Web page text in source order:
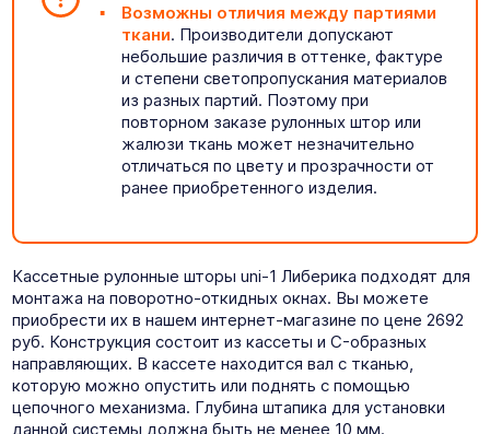
Возможны отличия между партиями
ткани. Производители допускают
небольшие различия в оттенке, фактуре
и степени светопропускания материалов
из разных партий. Поэтому при
повторном заказе рулонных штор или
жалюзи ткань может незначительно
отличаться по цвету и прозрачности от
ранее приобретенного изделия.
Кассетные рулонные шторы uni-1 Либерика подходят для
монтажа на поворотно-откидных окнах. Вы можете
приобрести их в нашем интернет-магазине по цене 2692
руб. Конструкция состоит из кассеты и C-образных
направляющих. В кассете находится вал с тканью,
которую можно опустить или поднять с помощью
цепочного механизма. Глубина штапика для установки
данной системы должна быть не менее 10 мм.